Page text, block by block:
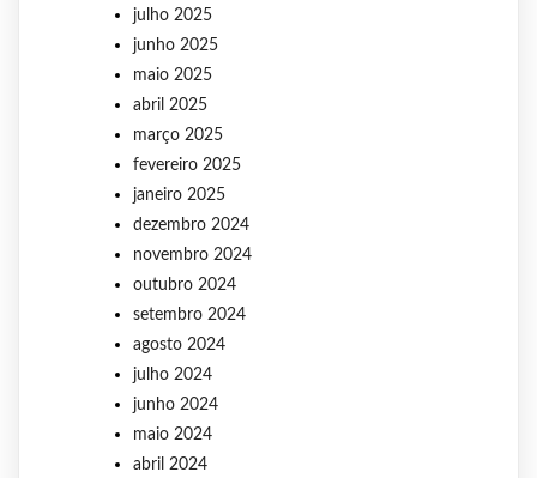
julho 2025
junho 2025
maio 2025
abril 2025
março 2025
fevereiro 2025
janeiro 2025
dezembro 2024
novembro 2024
outubro 2024
setembro 2024
agosto 2024
julho 2024
junho 2024
maio 2024
abril 2024